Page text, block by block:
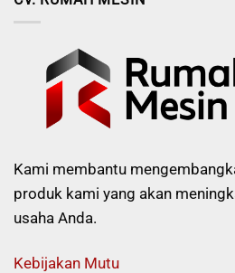
Kami membantu
produk kami yang akan
usaha Anda.
Kebijakan Mutu